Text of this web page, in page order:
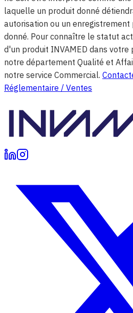
laquelle un produit donné
autorisation ou un
donné. Pour connaître le statut
d'un produit INVAMED dans
notre département Qualité et
notre service Commercial.
Réglementaire / Ventes